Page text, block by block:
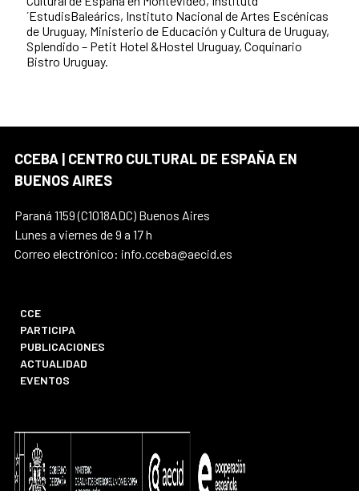
´EstudisBaleárics, Instituto Nacional de Artes Escénicas
de Uruguay, Ministerio de Educación y Cultura de Uruguay,
Splendido – Petit Hotel &Hostel Uruguay, Coquinario
Bistro Uruguay.
CCEBA | CENTRO CULTURAL DE ESPAÑA EN
BUENOS AIRES
Paraná 1159 (C1018ADC) Buenos Aires
Lunes a viernes de 9 a 17 h
Correo electrónico: info.cceba@aecid.es
CCE
PARTICIPA
PUBLICACIONES
ACTUALIDAD
EVENTOS